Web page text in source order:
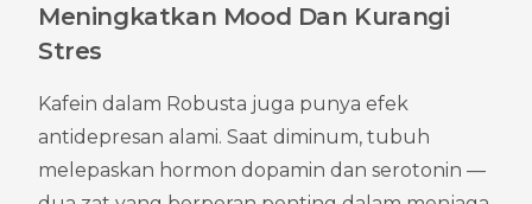
Meningkatkan Mood Dan Kurangi
Stres
Kafein dalam Robusta juga punya efek
antidepresan alami. Saat diminum, tubuh
melepaskan hormon dopamin dan serotonin —